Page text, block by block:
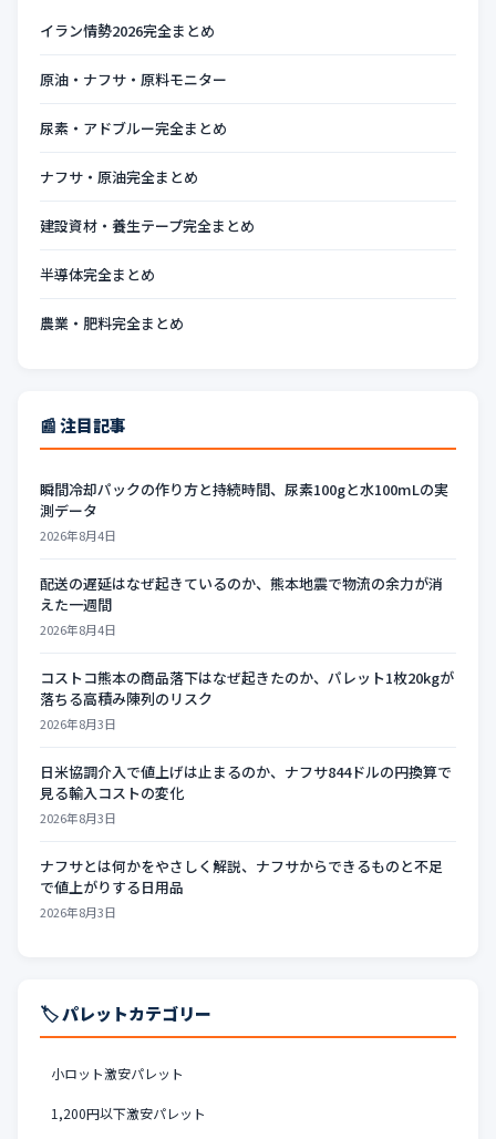
イラン情勢2026完全まとめ
原油・ナフサ・原料モニター
尿素・アドブルー完全まとめ
ナフサ・原油完全まとめ
建設資材・養生テープ完全まとめ
半導体完全まとめ
農業・肥料完全まとめ
📰 注目記事
瞬間冷却パックの作り方と持続時間、尿素100gと水100mLの実
測データ
2026年8月4日
配送の遅延はなぜ起きているのか、熊本地震で物流の余力が消
えた一週間
2026年8月4日
コストコ熊本の商品落下はなぜ起きたのか、パレット1枚20kgが
落ちる高積み陳列のリスク
2026年8月3日
日米協調介入で値上げは止まるのか、ナフサ844ドルの円換算で
見る輸入コストの変化
2026年8月3日
ナフサとは何かをやさしく解説、ナフサからできるものと不足
で値上がりする日用品
2026年8月3日
🏷️ パレットカテゴリー
小ロット激安パレット
1,200円以下激安パレット